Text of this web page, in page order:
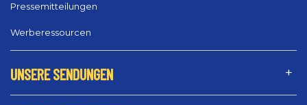
Pressemitteilungen
Werberessourcen
UNSERE SENDUNGEN